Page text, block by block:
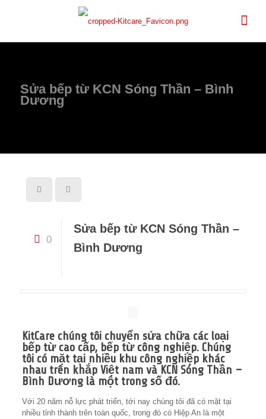
Sửa bếp từ KCN Sóng Thần – Bình
Dương
0
Sửa bếp từ KCN Sóng Thần –
Bình Dương
KitCare chúng tôi chuyển sửa chữa các loại
bếp từ cao cấp, bếp từ công nghiệp. Chúng
tôi có mặt tại nhiều khu công nghiệp khác
nhau trên khắp Việt nam và KCN Sóng Thần –
Bình Dương là một trong số đó.
Với 20 năm nỗ lực phát triển, tới nay chúng tôi đã có mặt tại
nhiều tỉnh thành trên toàn quốc, trong đó có Hiệp An là một